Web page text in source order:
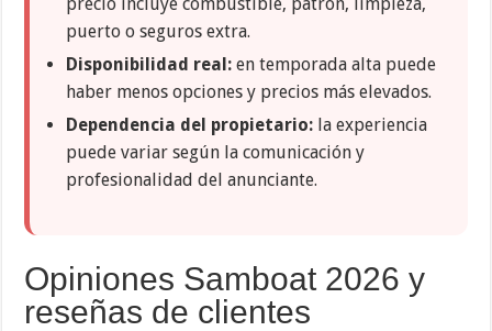
puerto o seguros extra.
Disponibilidad real: en temporada alta puede
haber menos opciones y precios más elevados.
Dependencia del propietario: la experiencia
puede variar según la comunicación y
profesionalidad del anunciante.
Opiniones Samboat 2026 y
reseñas de clientes